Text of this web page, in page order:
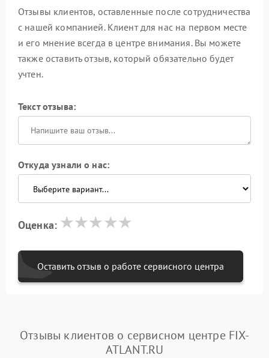
Отзывы клиентов, оставленные после сотрудничества
с нашей компанией. Клиент для нас на первом месте
и его мнение всегда в центре внимания. Вы можете
также оставить отзыв, который обязательно будет
учтен.
Текст отзыва:
Откуда узнали о нас:
Оценка:
Оставить отзыв о работе сервисного центра
Отзывы клиентов о сервисном центре FIX-
ATLANT.RU